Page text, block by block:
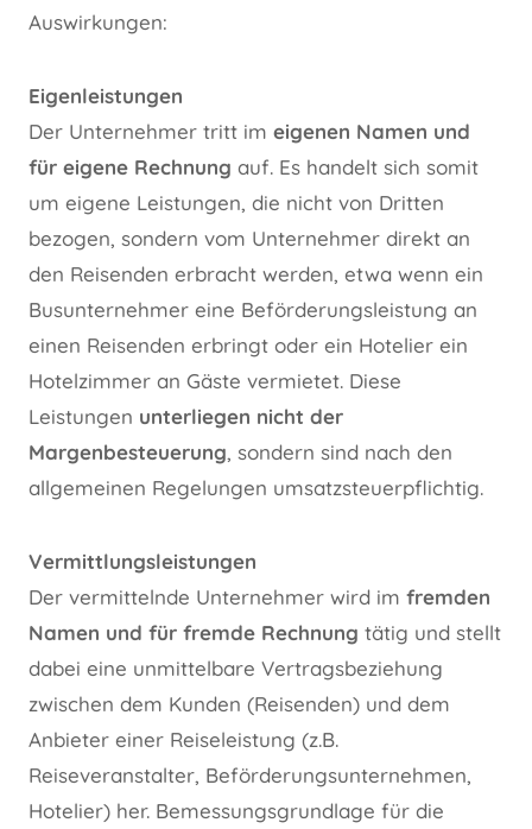
Auswirkungen:
Eigenleistungen
Der Unternehmer tritt im eigenen Namen und
für eigene Rechnung auf. Es handelt sich somit
um eigene Leistungen, die nicht von Dritten
bezogen, sondern vom Unternehmer direkt an
den Reisenden erbracht werden, etwa wenn ein
Busunternehmer eine Beförderungsleistung an
einen Reisenden erbringt oder ein Hotelier ein
Hotelzimmer an Gäste vermietet. Diese
Leistungen unterliegen nicht der
Margenbesteuerung, sondern sind nach den
allgemeinen Regelungen umsatzsteuerpflichtig.
Vermittlungsleistungen
Der vermittelnde Unternehmer wird im fremden
Namen und für fremde Rechnung tätig und stellt
dabei eine unmittelbare Vertragsbeziehung
zwischen dem Kunden (Reisenden) und dem
Anbieter einer Reiseleistung (z.B.
Reiseveranstalter, Beförderungsunternehmen,
Hotelier) her. Bemessungsgrundlage für die